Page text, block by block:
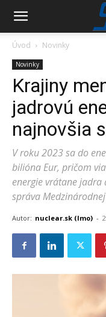
Úvod Novinky
Novinky
Krajiny
jadrovú
najnovšia
V roku 2023 sa do
bilióna Eur, pričom
energie vrátane jadra
správa
Autor: nuclear.sk (lmo) -